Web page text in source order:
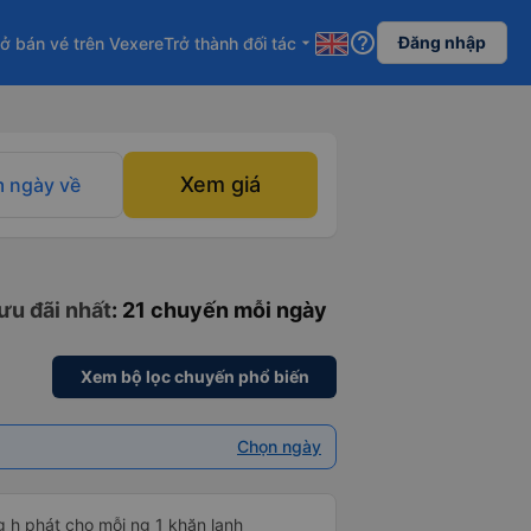
bán vé trên VexereTrở thành đối tác arrow_drop_down help_outline Đăng nhập
ngày về Xem giá
đãi nhất: 21 chuyến mỗi ngày
Xem bộ lọc chuyến phổ biến
Chọn ngày
h phát cho mỗi ng 1 khăn lạnh